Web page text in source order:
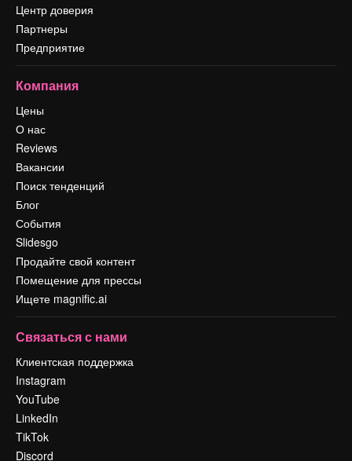
Центр доверия
Партнеры
Предприятие
Компания
Цены
О нас
Reviews
Вакансии
Поиск тенденций
Блог
События
Slidesgo
Продайте свой контент
Помещение для прессы
Ищете magnific.ai
Связаться с нами
Клиентская поддержка
Instagram
YouTube
LinkedIn
TikTok
Discord